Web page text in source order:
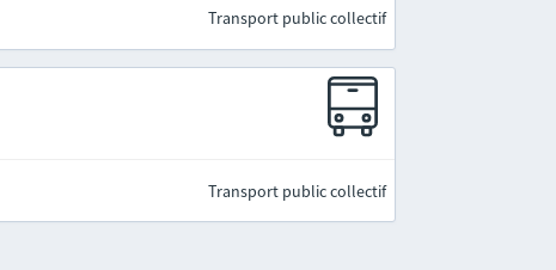
Transport public collectif
Transport public collectif